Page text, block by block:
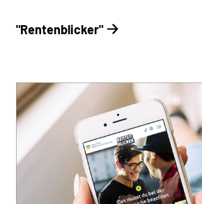
"Rentenblicker"